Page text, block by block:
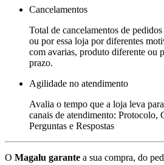
Cancelamentos
Total de cancelamentos de
ou por essa loja por diferentes
com avarias, produto diferente ou
prazo.
Agilidade no atendimento
Avalia o tempo que a loja leva
canais de atendimento: Protocolo,
Perguntas e Respostas
O Magalu garante a sua compra, do